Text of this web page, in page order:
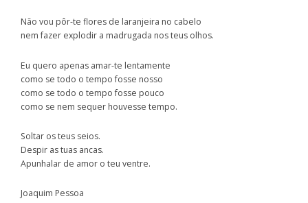
Não vou pôr-te flores de laranjeira no cabelo
nem fazer explodir a madrugada nos teus olhos.
Eu quero apenas amar-te lentamente
como se todo o tempo fosse nosso
como se todo o tempo fosse pouco
como se nem sequer houvesse tempo.
Soltar os teus seios.
Despir as tuas ancas.
Apunhalar de amor o teu ventre.
Joaquim Pessoa